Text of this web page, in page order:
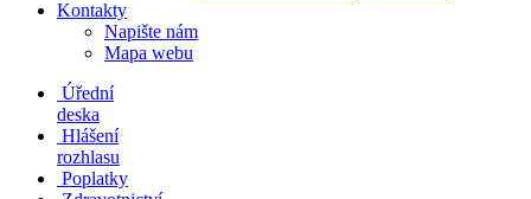
Kontakty
Napište nám
Mapa webu
Úřední
deska
Hlášení
rozhlasu
Poplatky